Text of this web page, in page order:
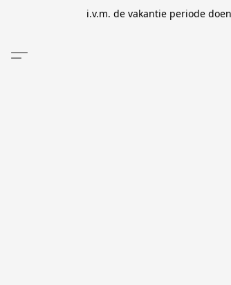
i.v.m. de vakantie periode